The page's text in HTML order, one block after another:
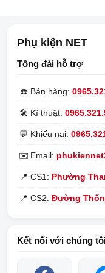
Đèn led
* Chỉ có thể điều
máy được phát hành
* Có thể đặt lịch trong
nhanh tại một thời
Samsung EP-
Sạc không dây 3 in 1
Phụ kiện NET
Tổng đài hỗ trợ
☎️ Bán hàng:
🛠️ Kĩ thuật:
💬 Khiếu nại:
✉️ Email:
📍 CS1: Phường
📍 CS2: Đường
Kết nối với chúng